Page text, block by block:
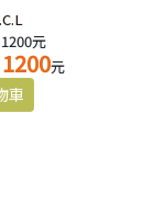
元
元